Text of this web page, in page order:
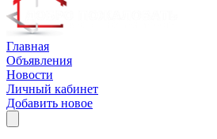
Главная
Объявления
Новости
Личный кабинет
Добавить новое